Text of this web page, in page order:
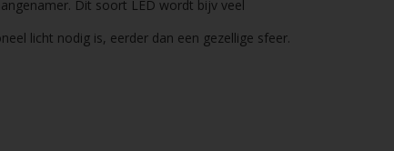
Dit soort LED wordt bijv veel
licht nodig is, eerder dan een gezellige sfeer.